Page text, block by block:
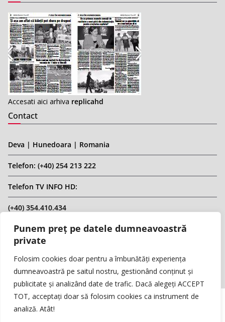
Punem preț pe datele dumneavoastră
private
Folosim cookies doar pentru a îmbunătăți experiența
dumneavoastră pe saitul nostru, gestionând conținut și
publicitate și analizând date de trafic. Dacă alegeți ACCEPT
TOT, acceptați doar să folosim cookies ca instrument de
analiză. Atât!
Accesati aici arhiva replicahd
Contact
Deva | Hunedoara | Romania
Telefon: (+40) 254 213 222
Telefon TV INFO HD:
(+40) 354.410.434
Email: infohd20@gmail.com
Website: www.replicahd.ro